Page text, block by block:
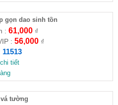
gọn dao sinh tồn
: 61,000₫
: 56,000₫
11513
tiết
tường